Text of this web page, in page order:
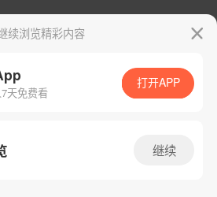
App免费看
续浏览精彩内容
天免费看
打开APP
继续